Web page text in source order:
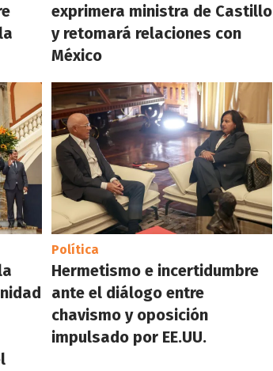
exprimera ministra de Castillo
y retomará relaciones con
México
Política
Hermetismo e incertidumbre
ante el diálogo entre
chavismo y oposición
impulsado por EE.UU.